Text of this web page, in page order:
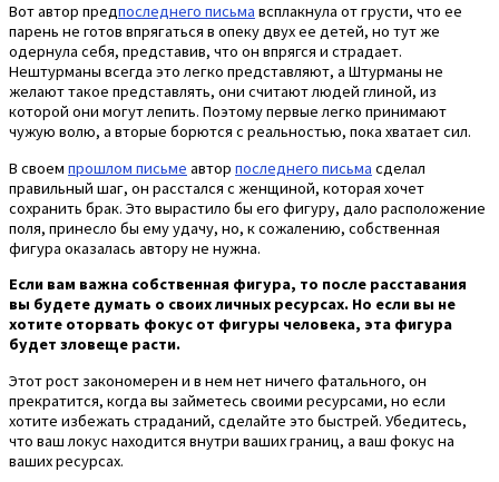
Вот автор предпоследнего письма всплакнула от грусти, что ее
парень не готов впрягаться в опеку двух ее детей, но тут же
одернула себя, представив, что он впрягся и страдает.
Нештурманы всегда это легко представляют, а Штурманы не
желают такое представлять, они считают людей глиной, из
которой они могут лепить. Поэтому первые легко принимают
чужую волю, а вторые борются с реальностью, пока хватает сил.
В своем прошлом письме автор последнего письма сделал
правильный шаг, он расстался с женщиной, которая хочет
сохранить брак. Это вырастило бы его фигуру, дало расположение
поля, принесло бы ему удачу, но, к сожалению, собственная
фигура оказалась автору не нужна.
Если вам важна собственная фигура, то после расставания
вы будете думать о своих личных ресурсах. Но если вы не
хотите оторвать фокус от фигуры человека, эта фигура
будет зловеще расти.
Этот рост закономерен и в нем нет ничего фатального, он
прекратится, когда вы займетесь своими ресурсами, но если
хотите избежать страданий, сделайте это быстрей. Убедитесь,
что ваш локус находится внутри ваших границ, а ваш фокус на
ваших ресурсах.